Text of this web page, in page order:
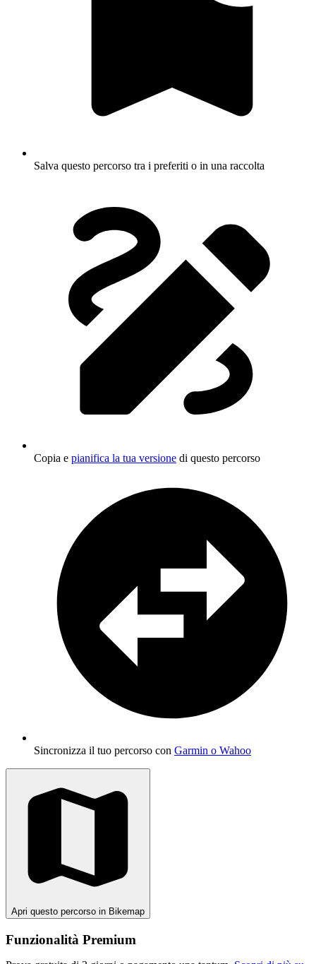
Salva questo percorso tra i preferiti o in una raccolta
Copia e pianifica la tua versione di questo percorso
Sincronizza il tuo percorso con Garmin o Wahoo
Apri questo percorso in Bikemap
Funzionalità Premium